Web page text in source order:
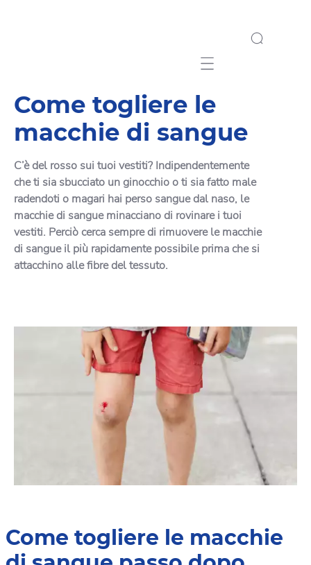
Mobile navigation
Come togliere le
macchie di sangue
C’è del rosso sui tuoi vestiti? Indipendentemente
che ti sia sbucciato un ginocchio o ti sia fatto male
radendoti o magari hai perso sangue dal naso, le
macchie di sangue minacciano di rovinare i tuoi
vestiti. Perciò cerca sempre di rimuovere le macchie
di sangue il più rapidamente possibile prima che si
attacchino alle fibre del tessuto.
Come togliere le macchie